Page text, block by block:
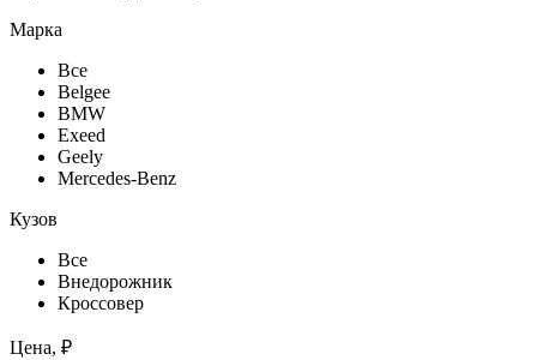
Марка
Все
Belgee
BMW
Exeed
Geely
Mercedes-Benz
Кузов
Все
Внедорожник
Кроссовер
Цена, ₽